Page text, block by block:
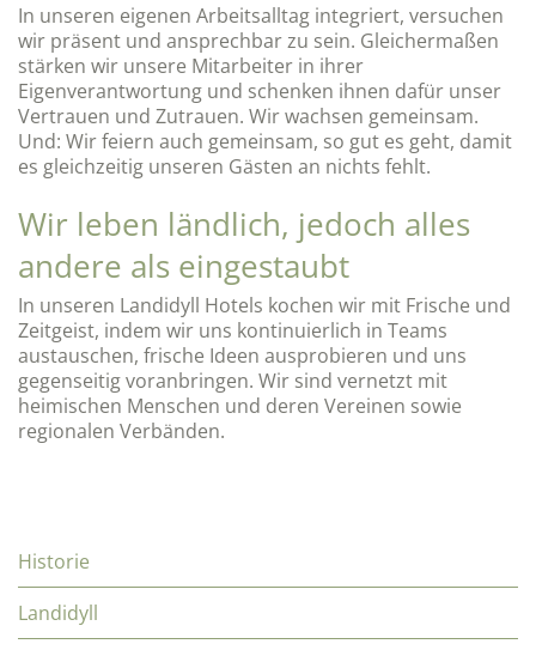
In unseren eigenen Arbeitsalltag integriert, versuchen
wir präsent und ansprechbar zu sein. Gleichermaßen
stärken wir unsere Mitarbeiter in ihrer
Eigenverantwortung und schenken ihnen dafür unser
Vertrauen und Zutrauen. Wir wachsen gemeinsam.
Und: Wir feiern auch gemeinsam, so gut es geht, damit
es gleichzeitig unseren Gästen an nichts fehlt.
Wir leben ländlich, jedoch alles
andere als eingestaubt
In unseren Landidyll Hotels kochen wir mit Frische und
Zeitgeist, indem wir uns kontinuierlich in Teams
austauschen, frische Ideen ausprobieren und uns
gegenseitig voranbringen. Wir sind vernetzt mit
heimischen Menschen und deren Vereinen sowie
regionalen Verbänden.
Historie
Landidyll